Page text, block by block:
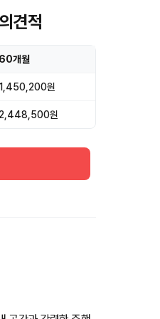
견적
60개월
1,450,200원
2,448,500원